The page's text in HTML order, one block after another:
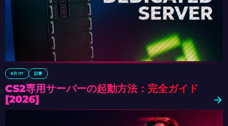
8月 07 記事
CS2専用サーバーの起動方法：完全ガイド
[2026]